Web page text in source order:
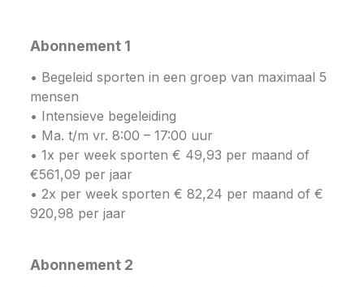
Abonnement 1
• Begeleid sporten in een groep van maximaal 5
mensen
• Intensieve begeleiding
• Ma. t/m vr. 8:00 – 17:00 uur
• 1x per week sporten € 49,93 per maand of
€561,09 per jaar
• 2x per week sporten € 82,24 per maand of €
920,98 per jaar
Abonnement 2